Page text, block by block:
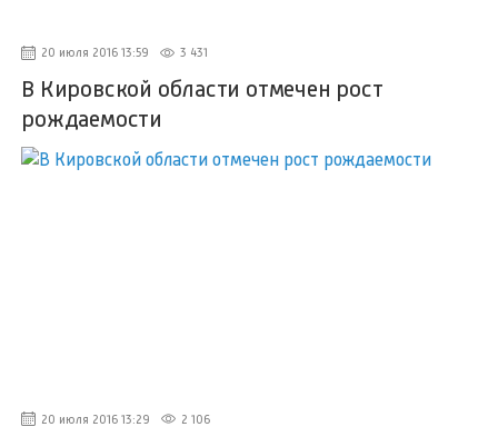
20 июля 2016 13:59 3 431
В Кировской области отмечен рост
рождаемости
20 июля 2016 13:29 2 106